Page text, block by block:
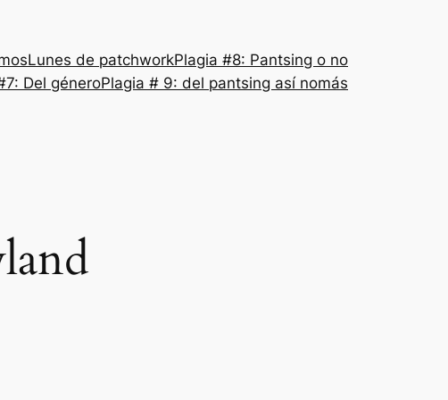
Lunes de patchworkPlagia #8: Pantsing o no
Del géneroPlagia # 9: del pantsing así nomás